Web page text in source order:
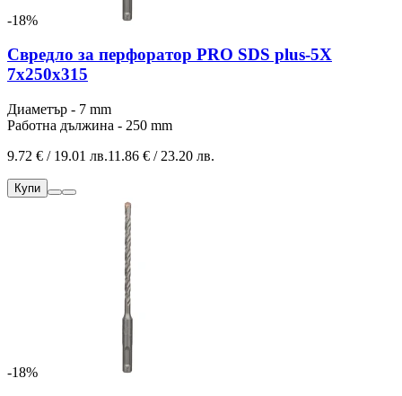
-18%
Свредло за перфоратор PRO SDS plus-5X
7x250x315
Диаметър - 7 mm
Работна дължина - 250 mm
9.72 € / 19.01 лв.11.86 € / 23.20 лв.
Купи
-18%